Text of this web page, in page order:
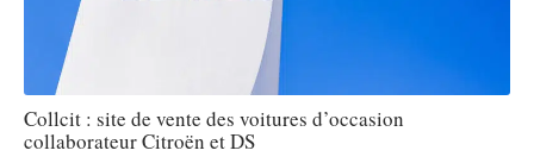
Collcit : site de vente des voitures d’occasion
collaborateur Citroën et DS